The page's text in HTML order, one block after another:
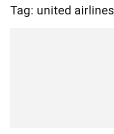
Tag: united airlines